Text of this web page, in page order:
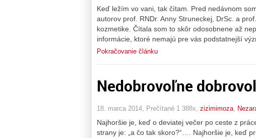
Keď ležím vo vani, tak čítam. Pred nedávnom
autorov prof. RNDr. Anny Struneckej, DrSc. a
kozmetike. Čítala som to skôr odosobnene až
informácie, ktoré nemajú pre vás podstatnejší
Pokračovanie článku
Nedobrovoľne
18. marca 2014, Prečítané 1 388x, zizimimoza,
Najhoršie je, keď o deviatej večer po ceste z
strany je: „a čo tak skoro?“…. Najhoršie je, keď